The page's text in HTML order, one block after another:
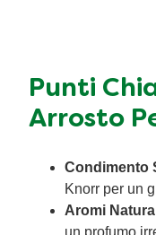
Punti
Arrosto
Condimento
Knorr per un
Aromi
un profumo